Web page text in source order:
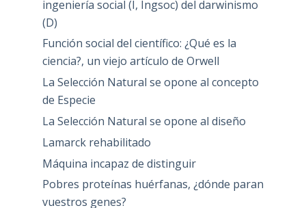
ingeniería social (I, Ingsoc) del darwinismo
(D)
Función social del científico: ¿Qué es la
ciencia?, un viejo artículo de Orwell
La Selección Natural se opone al concepto
de Especie
La Selección Natural se opone al diseño
Lamarck rehabilitado
Máquina incapaz de distinguir
Pobres proteínas huérfanas, ¿dónde paran
vuestros genes?